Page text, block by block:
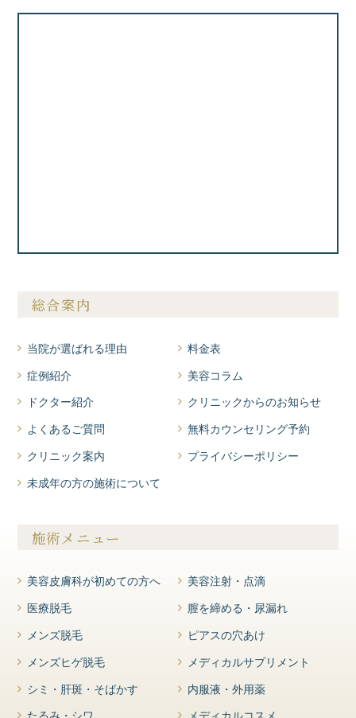
総合案内
当院が選ばれる理由
症例紹介
ドクター紹介
よくあるご質問
クリニック案内
未成年の方の施術について
料金表
美容コラム
クリニックからのお知らせ
無料カウンセリング予約
プライバシーポリシー
施術メニュー
美容皮膚科が初めての方へ
医療脱毛
メンズ脱毛
メンズヒゲ脱毛
シミ・肝斑・そばかす
美容注射・点滴
膣を締める・尿漏れ
ピアスの穴あけ
メディカルサプリメント
内服液・外用薬